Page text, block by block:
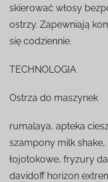
skierować włosy
ostrzy. Zapewniają
się codziennie.
TECHNOLOGIA
Ostrza do maszynek
rumalaya, apteka
szampony milk
łojotokowe, fryzury
davidoff horizon